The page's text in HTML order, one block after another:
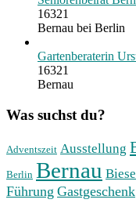
16321
Bernau bei Berlin
Gartenberaterin
16321
Bernau
Was suchst du?
Adventszeit Ausstellung
Berlin Bernau
Führung Gastgeschenk